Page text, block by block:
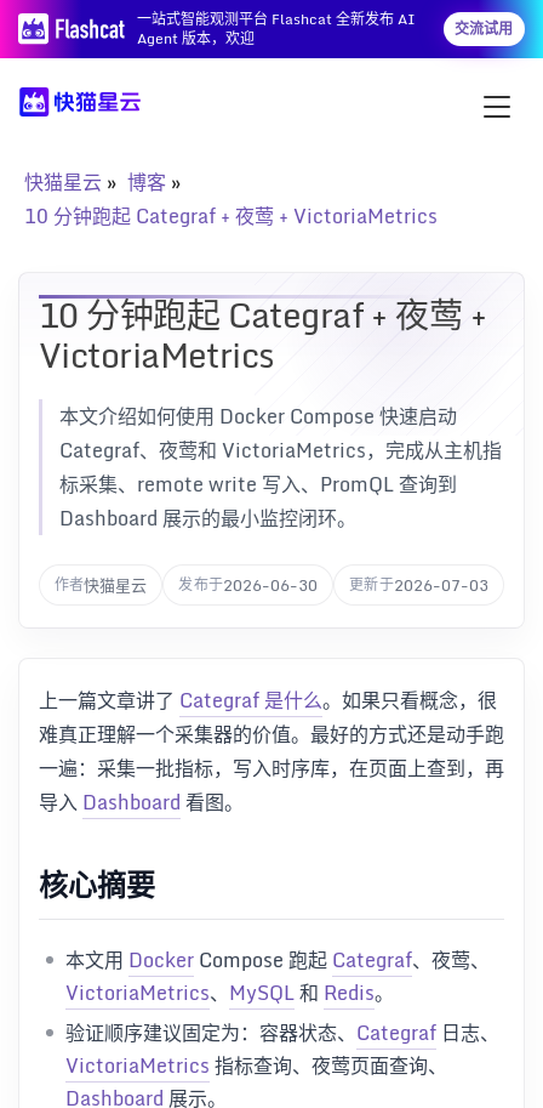
一站式智能观测平台 Flashcat 全新发布 AI
Agent 版本，欢迎
交流试用
快猫星云
博客
10 分钟跑起 Categraf + 夜莺 + VictoriaMetrics
10 分钟跑起 Categraf + 夜莺 +
VictoriaMetrics
本文介绍如何使用 Docker Compose 快速启动
Categraf、夜莺和 VictoriaMetrics，完成从主机指
标采集、remote write 写入、PromQL 查询到
Dashboard 展示的最小监控闭环。
作者快猫星云 发布于2026-06-30 更新于2026-07-03
上一篇文章讲了 Categraf 是什么。如果只看概念，很
难真正理解一个采集器的价值。最好的方式还是动手跑
一遍：采集一批指标，写入时序库，在页面上查到，再
导入Dashboard看图。
核心摘要
本文用 DockerCompose 跑起Categraf、夜莺、
VictoriaMetrics、 MySQL和 Redis。
验证顺序建议固定为：容器状态、 Categraf 日志、
VictoriaMetrics指标查询、夜莺页面查询、
Dashboard展示。